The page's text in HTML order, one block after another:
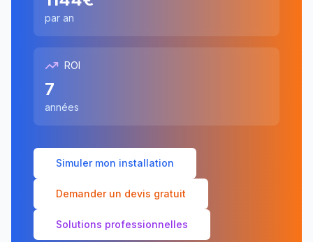
par an
ROI
7
années
Simuler mon installation
Demander un devis gratuit
Solutions professionnelles